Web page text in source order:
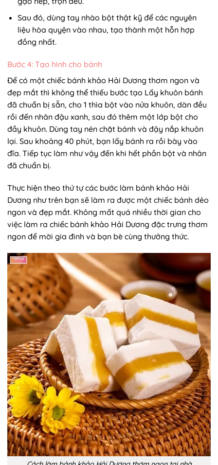
Sau đó, dùng tay nhào bột thật kỹ để các nguyên
liệu hòa quyện vào nhau, tạo thành một hỗn hợp
đồng nhất.
Bước 4: Tạo hình cho bánh
Để có một chiếc bánh khảo Hải Dương thơm ngon và
đẹp mắt thì không thể thiếu bước tạo Lấy khuôn bánh
đã chuẩn bị sẵn, cho 1 thìa bột vào nửa khuôn, dàn đều
rồi đến nhân đậu xanh, sau đó thêm một lớp bột cho
đầy khuôn. Dùng tay nén chặt bánh và đậy nắp khuôn
lại. Sau khoảng 40 phút, bạn lấy bánh ra rồi bày vào
đĩa. Tiếp tục làm như vậy đến khi hết phần bột và nhân
đã chuẩn bị.
Thực hiện theo thứ tự các bước làm bánh khảo Hải
Dương như trên bạn sẽ làm ra được một chiếc bánh dẻo
ngon và đẹp mắt. Không mất quá nhiều thời gian cho
việc làm ra chiếc bánh khảo Hải Dương đặc trưng thơm
ngon để mời gia đình và bạn bè cùng thưởng thức.